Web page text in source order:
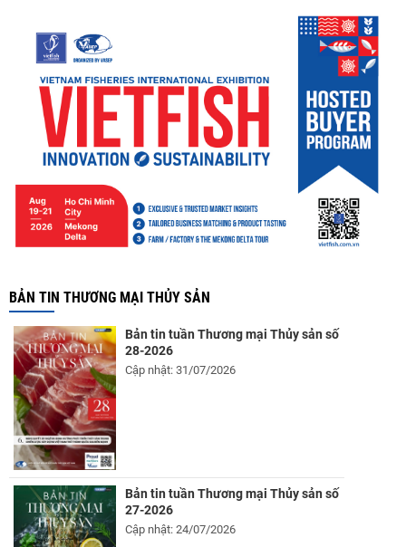
BẢN TIN THƯƠNG MẠI THỦY SẢN
Bản tin tuần Thương mại Thủy sản số
28-2026
Cập nhật: 31/07/2026
Bản tin tuần Thương mại Thủy sản số
27-2026
Cập nhật: 24/07/2026